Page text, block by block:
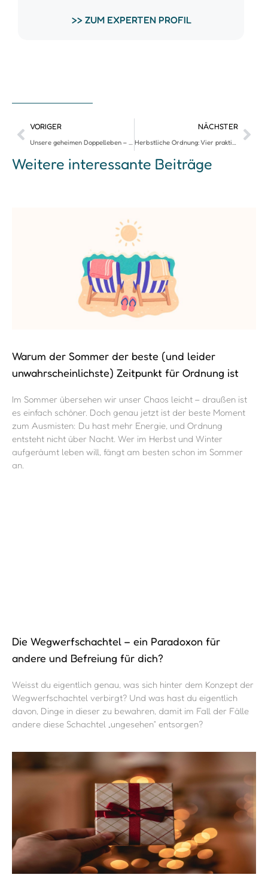
>> ZUM EXPERTEN PROFIL
VORIGER
Unsere geheimen Doppelleben – und was sie mit Ordnung zu tun haben
NÄCHSTER
Herbstliche Ordnung: Vier praktische Tipps für ein organisiertes Zuhause und entspannte Herbsttage
Weitere interessante Beiträge
Warum der Sommer der beste (und leider
unwahrscheinlichste) Zeitpunkt für Ordnung ist
Im Sommer übersehen wir unser Chaos leicht – draußen ist
es einfach schöner. Doch genau jetzt ist der beste Moment
zum Ausmisten: Du hast mehr Energie, und Ordnung
entsteht nicht über Nacht. Wer im Herbst und Winter
aufgeräumt leben will, fängt am besten schon im Sommer
an.
Die Wegwerfschachtel – ein Paradoxon für
andere und Befreiung für dich?
Weisst du eigentlich genau, was sich hinter dem Konzept der
Wegwerfschachtel verbirgt? Und was hast du eigentlich
davon, Dinge in dieser zu bewahren, damit im Fall der Fälle
andere diese Schachtel „ungesehen“ entsorgen?